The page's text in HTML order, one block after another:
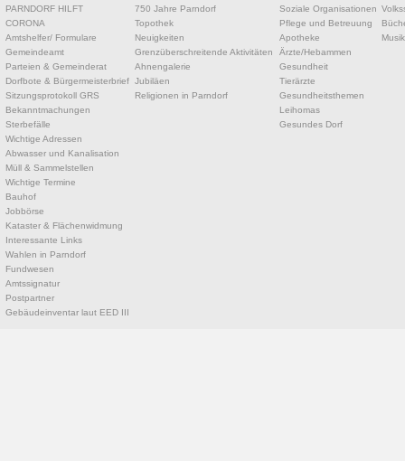
PARNDORF HILFT
CORONA
Amtshelfer/ Formulare
Gemeindeamt
Parteien & Gemeinderat
Dorfbote & Bürgermeisterbrief
Sitzungsprotokoll GRS
Bekanntmachungen
Sterbefälle
Wichtige Adressen
Abwasser und Kanalisation
Müll & Sammelstellen
Wichtige Termine
Bauhof
Jobbörse
Kataster & Flächenwidmung
Interessante Links
Wahlen in Parndorf
Fundwesen
Amtssignatur
Postpartner
Gebäudeinventar laut EED III
750 Jahre Parndorf
Topothek
Neuigkeiten
Grenzüberschreitende Aktivitäten
Ahnengalerie
Jubiläen
Religionen in Parndorf
Soziale Organisationen
Pflege und Betreuung
Apotheke
Ärzte/Hebammen
Gesundheit
Tierärzte
Gesundheitsthemen
Leihomas
Gesundes Dorf